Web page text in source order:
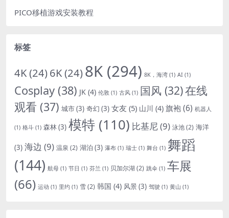
PICO移植游戏安装教程
标签
4K(24)6K(24)8K (294) 8K，海湾 (1) AI (1)
Cosplay (38) JK (4) 伦敦 (1) 古风 (1) 国风 (32)在线
观看 (37) 城市(3) 奇幻 (3) 女友 (5) 山川 (4) 旗袍(6) 机器人
(1) 格斗 (1) 森林(3) 模特 (110) 比基尼(9) 泳池(2) 海洋
(3) 海边 (9) 温泉 (2) 湖泊 (3) 瀑布 (1) 瑞士 (1) 舞台 (1) 舞蹈
(144) 航母 (1) 节日 (1) 芬兰 (1) 贝加尔湖 (2) 跳伞 (1) 车展
(66) 运动 (1) 里约 (1) 雪(2) 韩国 (4) 风景(3) 驾驶 (1) 黄山 (1)